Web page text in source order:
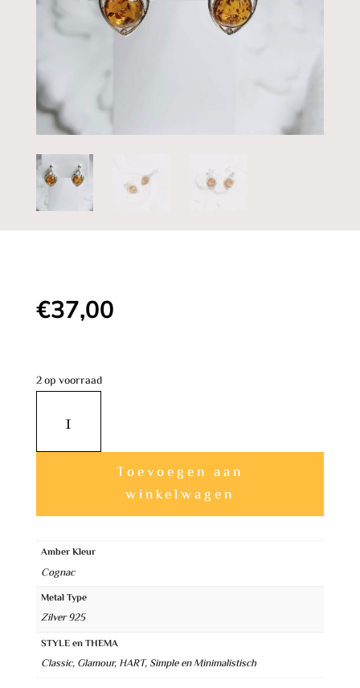
€37,00
2 op voorraad
Toevoegen aan
winkelwagen
Amber Kleur
Cognac
Metal Type
Zilver 925
STYLE en THEMA
Classic, Glamour, HART, Simple en Minimalistisch